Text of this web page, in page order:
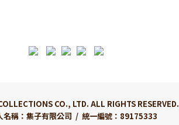
CO., LTD. ALL RIGHTS RESERVED.
名稱：集子有限公司 / 統一編號：89175333